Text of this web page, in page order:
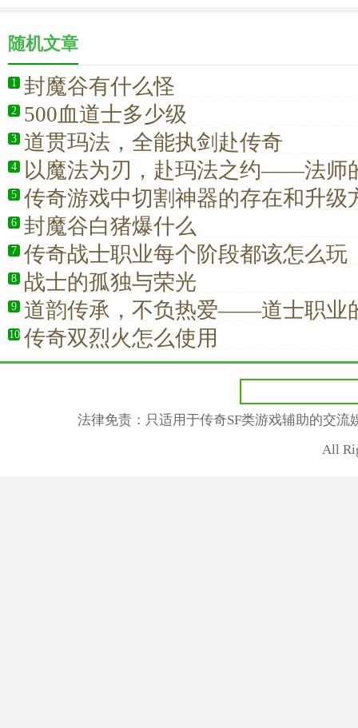
随机文章
1 封魔谷有什么怪
2 500血道士多少级
3 道贯玛法，全能执剑赴传奇
4
以魔法为刃，赴玛法之约——法师
程，永不落幕
5 传奇游戏中切割神器的存在和升级
6 封魔谷白猪爆什么
7 传奇战士职业每个阶段都该怎么玩
8 战士的孤独与荣光
9
道韵传承，不负热爱——道士职业
与成长之旅
10 传奇双烈火怎么使用
法律免责：只适用于传奇SF类游戏辅助的交
All